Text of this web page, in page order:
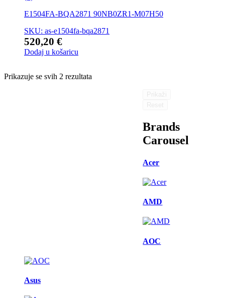
E1504FA-BQA2871 90NB0ZR1-M07H50
SKU: as-e1504fa-bqa2871
520,20 €
Dodaj u košaricu
Prikazuje se svih 2 rezultata
Brands
Carousel
Acer
AMD
AOC
Asus